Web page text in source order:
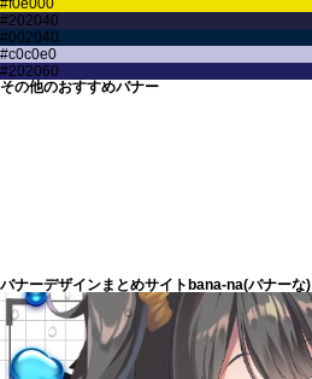
その他のおすすめバナー
バナーデザインまとめサイトbana-na(バナーな)